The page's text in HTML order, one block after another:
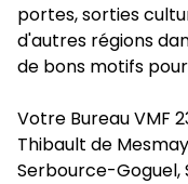
portes, sorties
d'autres régions
de bons motifs
Votre Bureau VMF
Thibault de
Serbource-Goguel,